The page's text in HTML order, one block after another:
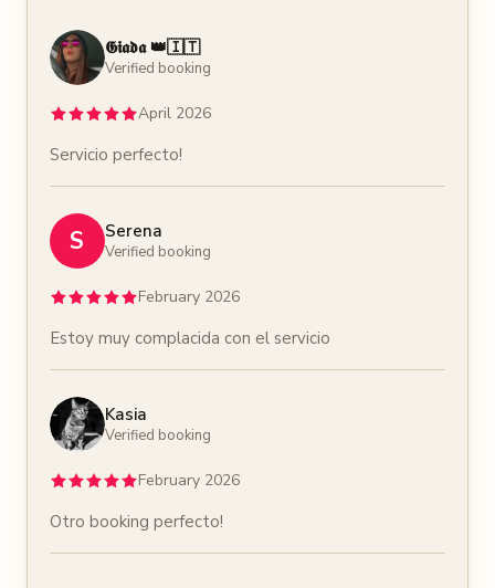
𝕲𝖎𝖆𝖉𝖆 👑🇮🇹
Verified booking
April 2026
Servicio perfecto!
S Serena
Verified booking
February 2026
Estoy muy complacida con el servicio
Kasia
Verified booking
February 2026
Otro booking perfecto!